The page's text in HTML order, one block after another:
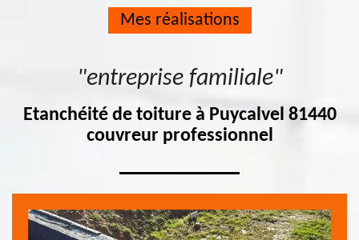
Mes réalisations
"entreprise familiale"
Etanchéité de toiture à Puycalvel 81440
couvreur professionnel